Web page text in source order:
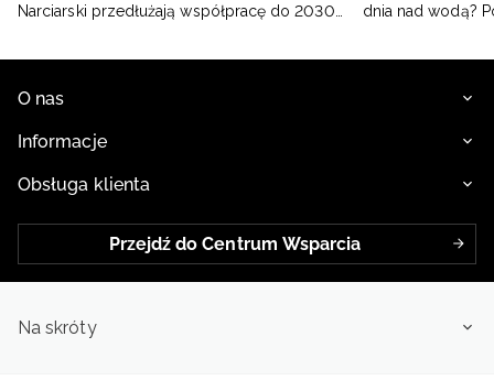
Narciarski przedłużają współpracę do 2030
dnia nad wodą?
O nas
Informacje
Obsługa klienta
Przejdź do Centrum Wsparcia
Na skróty